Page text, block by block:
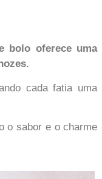
bolo oferece uma
cada fatia uma
o sabor e o charme